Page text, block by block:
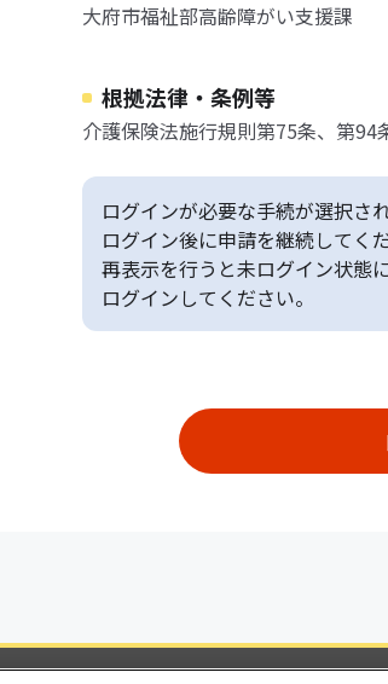
大府市福祉部高齢障がい支援課
根拠法律・条例等
介護保険法施行規則第75条、第94
ログインが必要な手続が選択さ
ログイン後に申請を継続してく
再表示を行うと未ログイン状態
ログインしてください。
動作環境